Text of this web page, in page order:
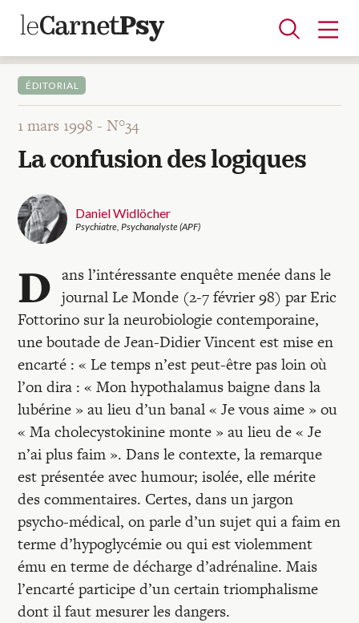
Articles
A la une
Adolescence
Dispositif
Enfance
Périnatalité
Psychanalyse
Psychopathologie
Soin
Dossiers
Auteurs
Blocs-notes
Recherches
Entretiens
Revues
Colloque
Mon panier
ÉDITORIAL
1 mars 1998 -N°34
La confusion des logiques
Daniel Widlöcher
Psychiatre, Psychanalyste (APF)
D ans l’intéressante enquête menée dans le
journal Le Monde (2-7 février 98) par Eric
Fottorino sur la neurobiologie contemporaine,
une boutade de Jean-Didier Vincent est mise en
encarté : « Le temps n’est peut-être pas loin où
l’on dira : « Mon hypothalamus baigne dans la
lubérine » au lieu d’un banal « Je vous aime » ou
« Ma cholecystokinine monte » au lieu de « Je
n’ai plus faim ». Dans le contexte, la remarque
est présentée avec humour; isolée, elle mérite
des commentaires. Certes, dans un jargon
psycho-médical, on parle d’un sujet qui a faim en
terme d’hypoglycémie ou qui est violemment
ému en terme de décharge d’adrénaline. Mais
l’encarté participe d’un certain triomphalisme
dont il faut mesurer les dangers.